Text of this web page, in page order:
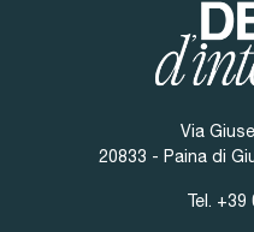
Via
20833 - Paina di
Tel. +39